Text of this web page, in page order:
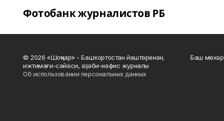
Фотобанк журналистов РБ
© 2026 «Шоңҡар» - Башҡортостан йәштәренәң
ижтимағи-сәйәси, әҙәби-нәфис журналы
Об использовании персональных данных
Баш